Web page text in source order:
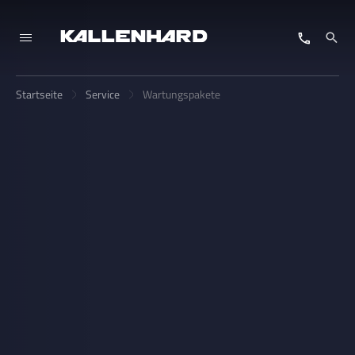
Startseite Service Wartungspakete